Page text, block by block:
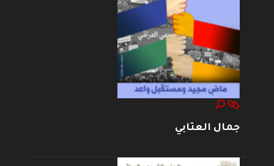
جمال العتابي